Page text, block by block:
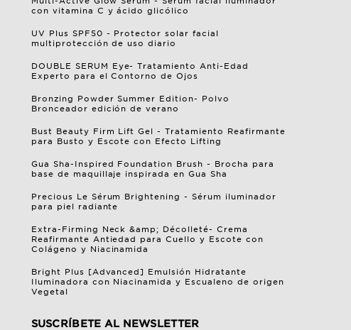
con vitamina C y ácido glicólico
UV Plus SPF50 - Protector solar facial
multiprotección de uso diario
DOUBLE SERUM Eye- Tratamiento Anti-Edad
Experto para el Contorno de Ojos
Bronzing Powder Summer Edition- Polvo
Bronceador edición de verano
Bust Beauty Firm Lift Gel - Tratamiento Reafirmante
para Busto y Escote con Efecto Lifting
Gua Sha-Inspired Foundation Brush - Brocha para
base de maquillaje inspirada en Gua Sha
Precious Le Sérum Brightening - Sérum iluminador
para piel radiante
Extra-Firming Neck &amp; Décolleté- Crema
Reafirmante Antiedad para Cuello y Escote con
Colágeno y Niacinamida
Bright Plus [Advanced] Emulsión Hidratante
Iluminadora con Niacinamida y Escualeno de origen
Vegetal
SUSCRÍBETE AL NEWSLETTER